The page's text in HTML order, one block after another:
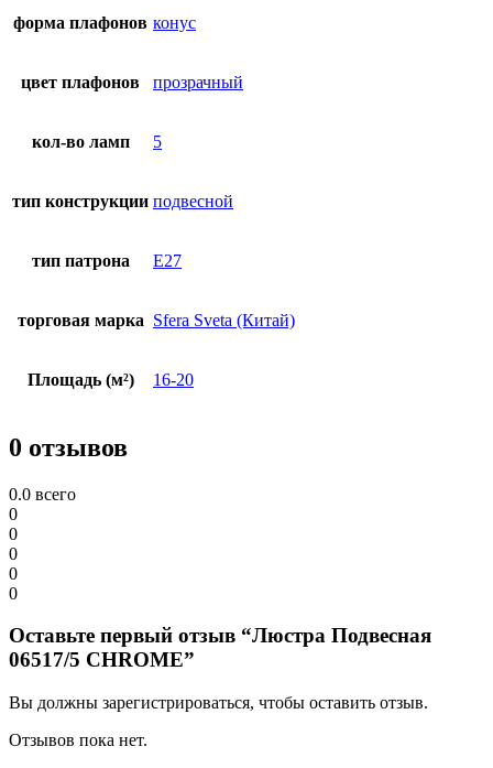
форма плафонов конус
цвет плафонов прозрачный
кол-во ламп 5
тип конструкции подвесной
тип патрона E27
торговая марка Sfera Sveta (Китай)
Площадь (м²) 16-20
0 отзывов
0.0 всего
0
0
0
0
0
Оставьте первый отзыв “Люстра Подвесная
06517/5 CHROME”
Вы должны зарегистрироваться, чтобы оставить отзыв.
Отзывов пока нет.